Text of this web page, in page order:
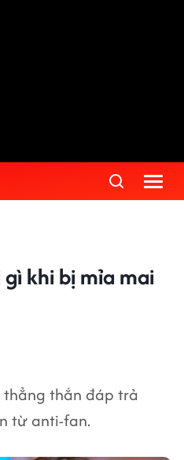
khi bị mỉa mai
thẳng thắn đáp trả
từ anti-fan.